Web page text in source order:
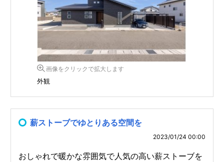
画像をクリックで拡大します
外観
薪ストーブでゆとりある空間を
2023/01/24 00:00
おしゃれで暖かな雰囲気で人気の高い薪ストーブを